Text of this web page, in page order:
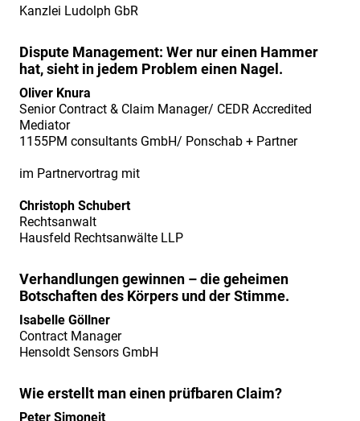
Kanzlei Ludolph GbR
Dispute Management: Wer nur einen Hammer
hat, sieht in jedem Problem einen Nagel.
Oliver Knura
Senior Contract & Claim Manager/ CEDR Accredited
Mediator
1155PM consultants GmbH/ Ponschab + Partner
im Partnervortrag mit
Christoph Schubert
Rechtsanwalt
Hausfeld Rechtsanwälte LLP
Verhandlungen gewinnen – die geheimen
Botschaften des Körpers und der Stimme.
Isabelle Göllner
Contract Manager
Hensoldt Sensors GmbH
Wie erstellt man einen prüfbaren Claim?
Peter Simoneit
03.07.2019.
Fachtagung
„Industriefokus
2019:
Contract
&
Management“
am
02./
03.07.2019".
Vorstellung
Fachreferent
Herr
Florian
Cahn
Fachtagung